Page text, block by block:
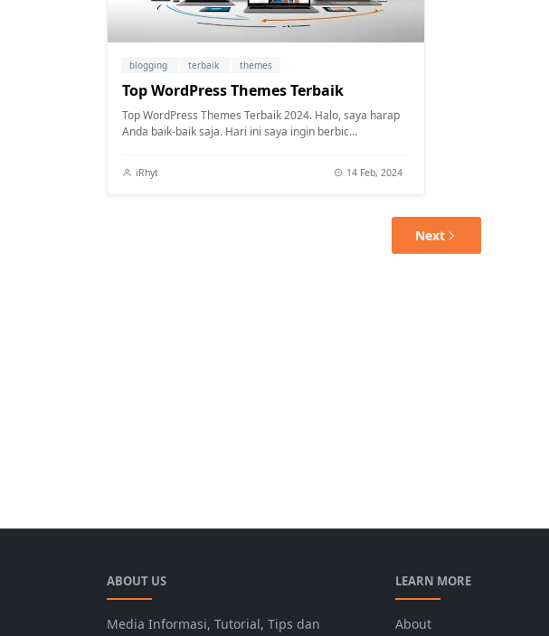
blogging terbaik themes
Top WordPress Themes Terbaik
Top WordPress Themes Terbaik 2024. Halo, saya harap
Anda baik-baik saja. Hari ini saya ingin berbic...
iRhyt 14 Feb, 2024
Next
ABOUT US
Media Informasi, Tutorial, Tips dan
LEARN MORE
About